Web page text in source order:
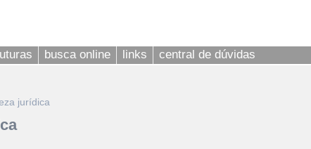
busca online links central de dúvidas
jurídica